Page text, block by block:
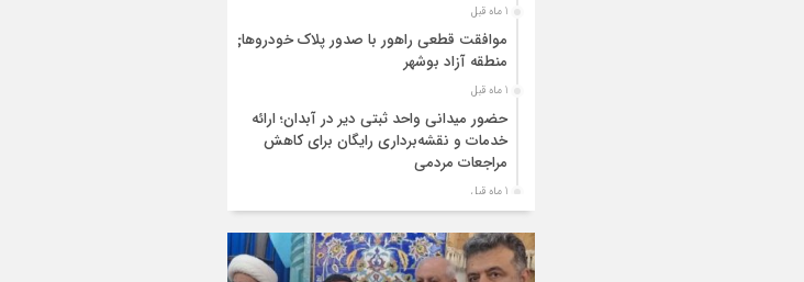
1 ماه قبل
موافقت قطعی راهور با صدور پلاک خودروهای
منطقه آزاد بوشهر
1 ماه قبل
حضور میدانی واحد ثبتی دیر در آبدان؛ ارائه
خدمات و نقشه‌برداری رایگان برای کاهش
مراجعات مردمی
1 ماه قبل
بوشهر منصوب شد
1 ماه قبل